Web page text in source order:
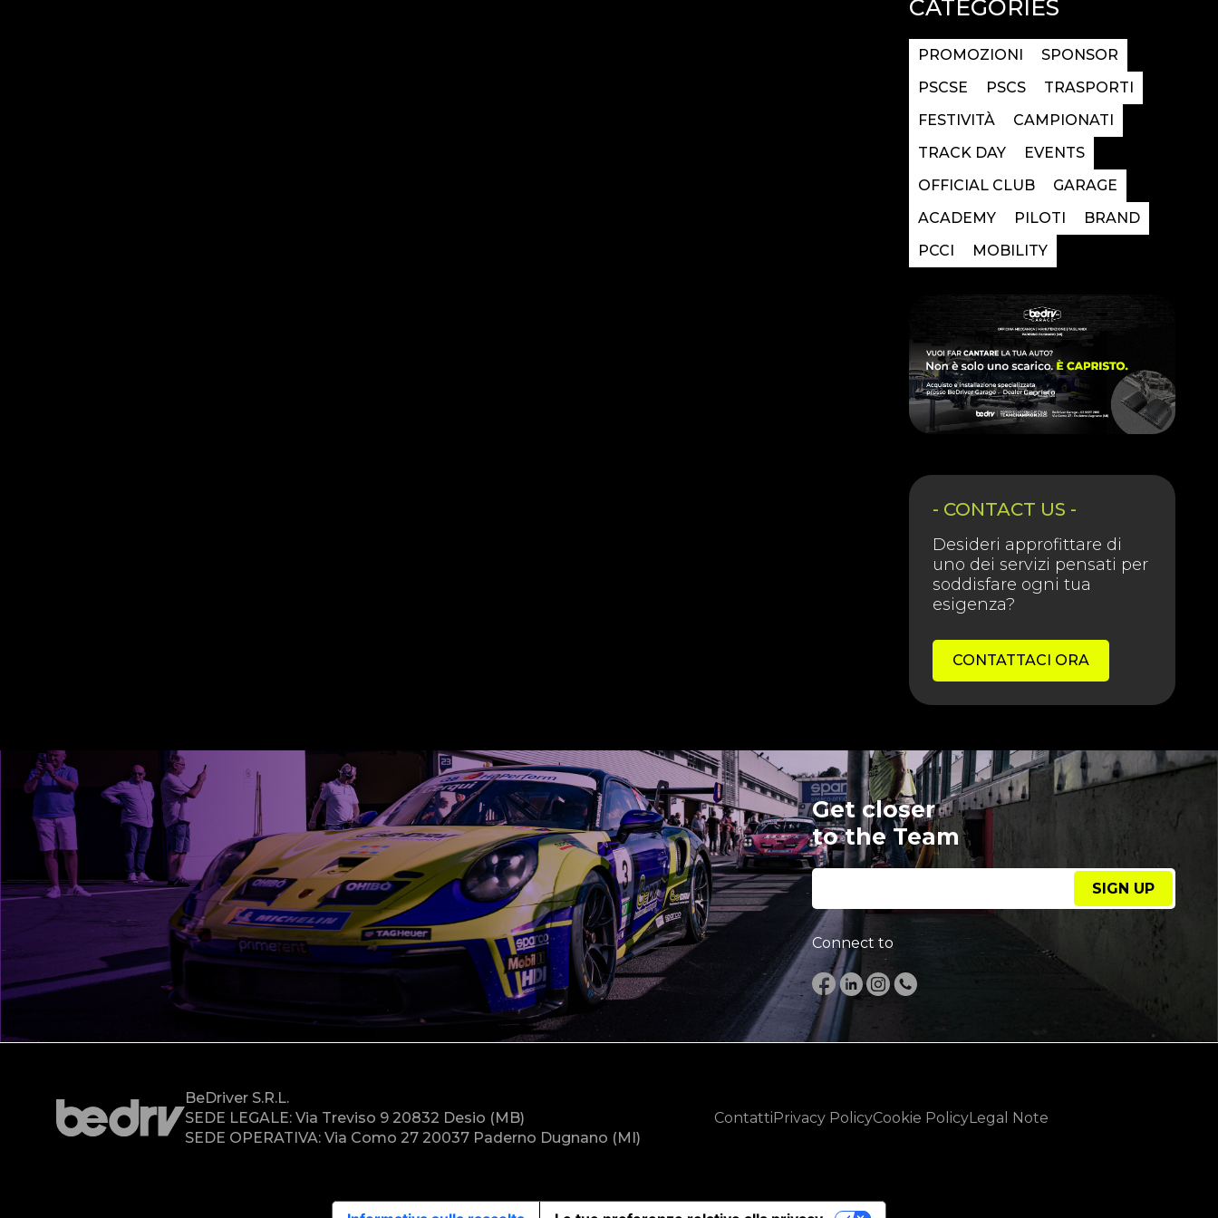
CATEGORIES
PROMOZIONI
SPONSOR
PSCSE
PSCS
TRASPORTI
FESTIVITÀ
CAMPIONATI
TRACK DAY
EVENTS
OFFICIAL CLUB
GARAGE
ACADEMY
PILOTI
BRAND
PCCI
MOBILITY
- CONTACT US -
Desideri approfittare di
uno dei servizi pensati per
soddisfare ogni tua
esigenza?
CONTATTACI ORA
Get closer
to the Team
SIGN UP
Connect to
BeDriver S.r.l.
SEDE LEGALE: Via Treviso 9 20832 Desio (MB)
SEDE OPERATIVA: Via Como 27 20037 Paderno Dugnano (MI)
ContattiPrivacy PolicyCookie PolicyLegal Note